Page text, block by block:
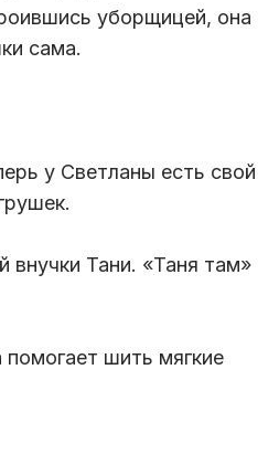
уборщицей, она
сама.
у Светланы есть свой
Тани. «Таня там»
шить мягкие